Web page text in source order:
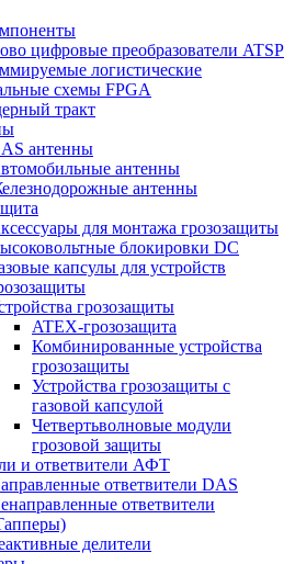
цифровые преобразователи ATSP
логистические
схемы FPGA
тракт
антенны
антенны
антенны
для монтажа грозозащиты
блокировки DC
капсулы для устройств
грозозащиты
ATEX-грозозащита
Комбинированные устройства
грозозащиты
Устройства грозозащиты с
газовой капсулой
Четвертьволновые модули
грозовой защиты
и ответвители АФТ
ответвители DAS
ответвители
делители